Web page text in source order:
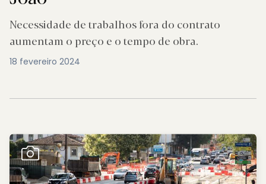
Necessidade de trabalhos fora do contrato
aumentam o preço e o tempo de obra.
18 fevereiro 2024